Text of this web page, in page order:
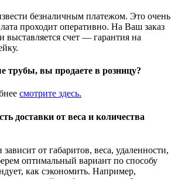
безналичным платежом. Это очень
проходит оперативно. На Ваш заказ
выставляется счет — гарантия на
вы продаете в розницу?
смотрите здесь.
доставки от веса и количества
от габаритов, веса, удаленности,
оптимальный вариант по способу
как сэкономить. Например,